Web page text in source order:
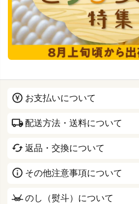
お支払いについて
配送方法・送料について
返品・交換について
その他注意事項について
のし（熨斗）について